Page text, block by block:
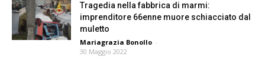
Tragedia nella fabbrica di marmi:
imprenditore 66enne muore schiacciato dal
muletto
Mariagrazia Bonollo -
30 Maggio 2022